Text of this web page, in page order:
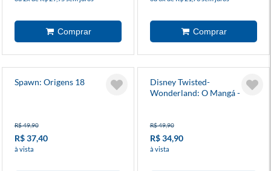
Spawn: Origens 18
R$ 49,90
R$ 37,40
à vista
Disney Twisted-
Wonderland: O Mangá -
R$ 49,90
R$ 34,90
à vista